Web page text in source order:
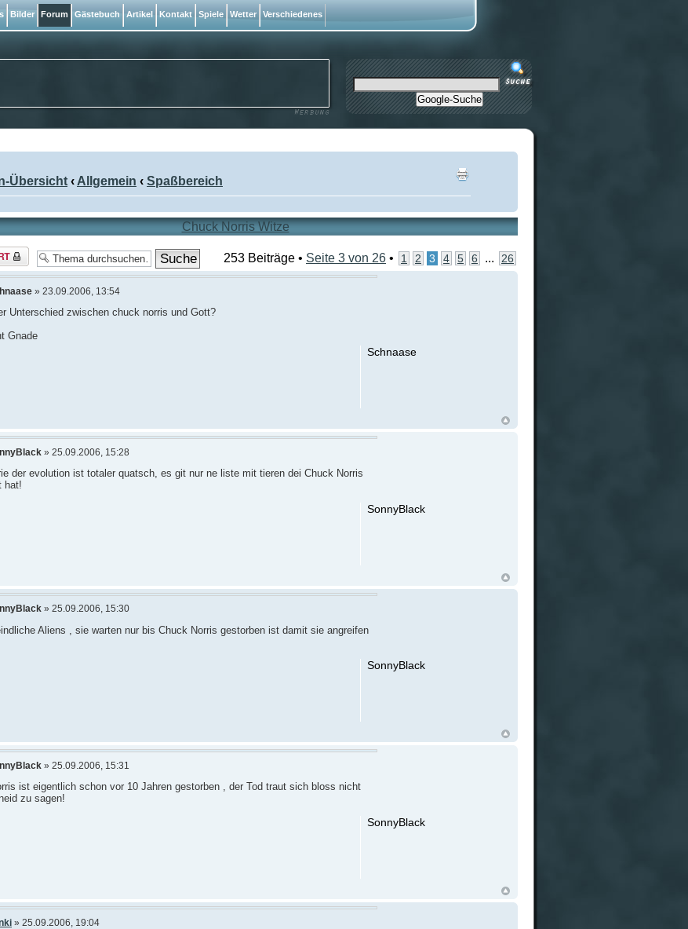
Übersicht ‹ Allgemein ‹ Spaßbereich
Chuck Norris Witze
253 Beiträge • Seite 3 von 26 • 1 2 3 4 5 6 ... 26
» 23.09.2006, 13:54
Unterschied zwischen chuck norris und Gott?
Gnade
Schnaase
» 25.09.2006, 15:28
der evolution ist totaler quatsch, es git nur ne liste mit tieren dei Chuck Norris
hat!
SonnyBlack
» 25.09.2006, 15:30
Aliens , sie warten nur bis Chuck Norris gestorben ist damit sie angreifen
SonnyBlack
» 25.09.2006, 15:31
ist eigentlich schon vor 10 Jahren gestorben , der Tod traut sich bloss nicht
zu sagen!
SonnyBlack
» 25.09.2006, 19:04
Bilder Forum Gästebuch Artikel Kontakt Spiele Wetter Verschiedenes
Google-Suche